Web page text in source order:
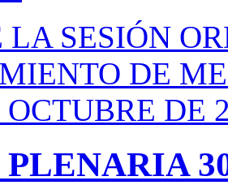
LA SESIÓN
DE
DE
PLENARIA